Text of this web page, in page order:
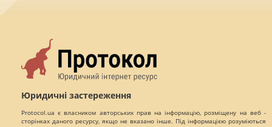
Юридичні застереження
Protocol.ua є власником авторських прав на інформацію, розміщену на веб -
сторінках даного ресурсу, якщо не вказано інше. Під інформацією розуміються